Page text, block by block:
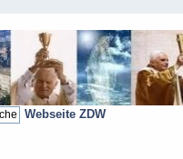
Webseite ZDW